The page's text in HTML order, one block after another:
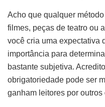
Acho que qualquer
filmes, peças de teatro ou
você cria uma expectativa
importância para
bastante subjetiva.
obrigatoriedade pode ser
ganham leitores por outros